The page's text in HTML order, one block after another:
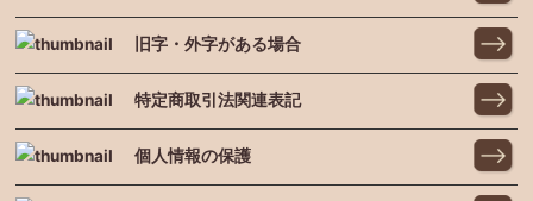
旧字・外字がある場合
特定商取引法関連表記
個人情報の保護